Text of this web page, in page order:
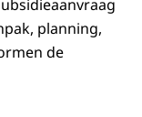
planning,
de